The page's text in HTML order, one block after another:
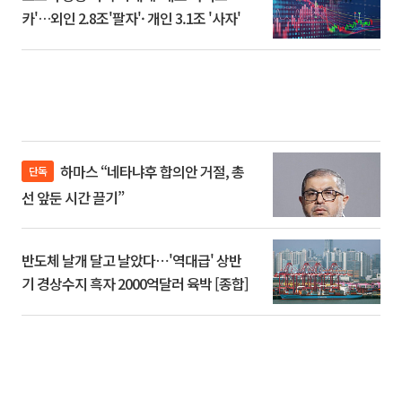
카'…외인 2.8조'팔자'· 개인 3.1조 '사자'
단독
선 앞둔 시간 끌기”
반도체 날개 달고 날았다⋯'역대급' 상반
기 경상수지 흑자 2000억달러 육박 [종합]